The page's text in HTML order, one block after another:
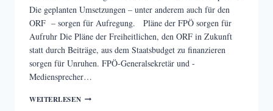
Die geplanten Umsetzungen – unter anderem auch für den
ORF – sorgen für Aufregung. Pläne der FPÖ sorgen für
Aufruhr Die Pläne der Freiheitlichen, den ORF in Zukunft
statt durch Beiträge, aus dem Staatsbudget zu finanzieren
sorgen für Unruhen. FPÖ-Generalsekretär und -
Mediensprecher…
WEITERLESENBLAU-